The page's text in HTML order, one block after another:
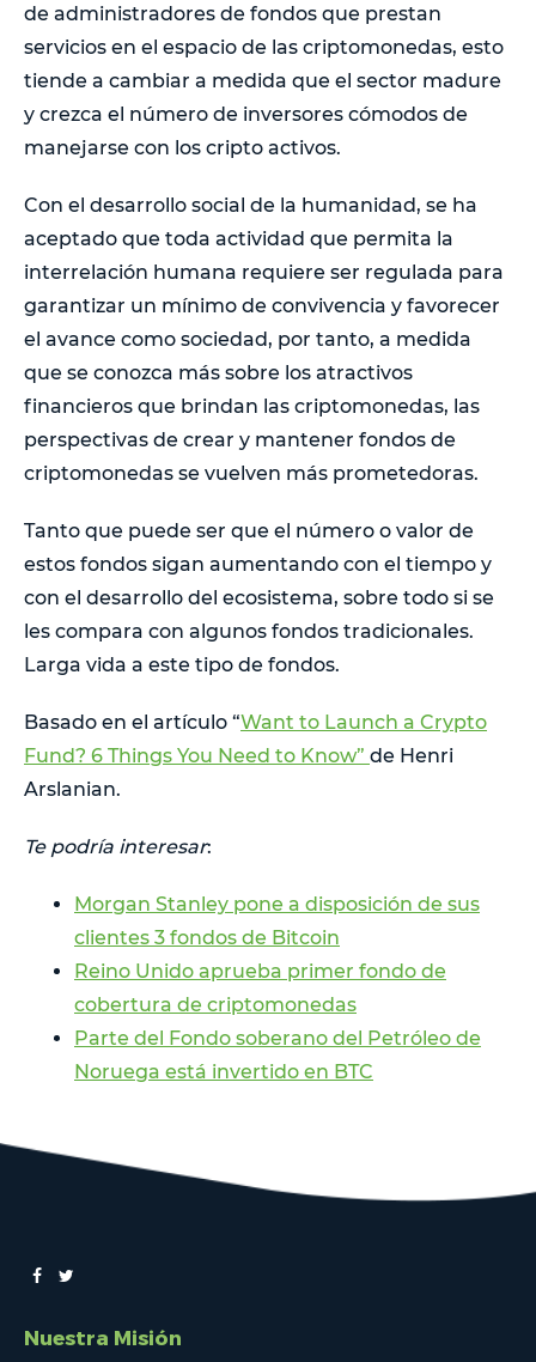
de administradores de fondos que prestan
servicios en el espacio de las criptomonedas, esto
tiende a cambiar a medida que el sector madure
y crezca el número de inversores cómodos de
manejarse con los cripto activos.
Con el desarrollo social de la humanidad, se ha
aceptado que toda actividad que permita la
interrelación humana requiere ser regulada para
garantizar un mínimo de convivencia y favorecer
el avance como sociedad, por tanto, a medida
que se conozca más sobre los atractivos
financieros que brindan las criptomonedas, las
perspectivas de crear y mantener fondos de
criptomonedas se vuelven más prometedoras.
Tanto que puede ser que el número o valor de
estos fondos sigan aumentando con el tiempo y
con el desarrollo del ecosistema, sobre todo si se
les compara con algunos fondos tradicionales.
Larga vida a este tipo de fondos.
Basado en el artículo “Want to Launch a Crypto
Fund? 6 Things You Need to Know” de Henri
Arslanian.
Te podría interesar:
Morgan Stanley pone a disposición de sus
clientes 3 fondos de Bitcoin
Reino Unido aprueba primer fondo de
cobertura de criptomonedas
Parte del Fondo soberano del Petróleo de
Noruega está invertido en BTC
Nuestra Misión